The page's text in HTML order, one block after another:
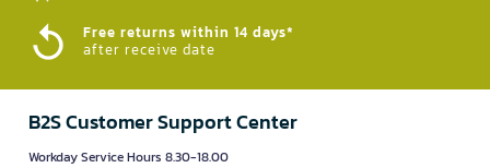
Free returns within 14 days*
after receive date
B2S Customer Support Center
Workday Service Hours 8.30-18.00